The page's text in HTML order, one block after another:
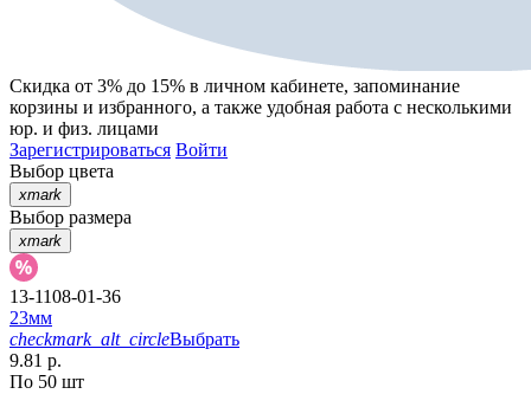
Скидка от 3% до 15% в личном кабинете, запоминание
корзины и избранного, а также удобная работа с несколькими
юр. и физ. лицами
Зарегистрироваться Войти
Выбор цвета
xmark
Выбор размера
xmark
13-1108-01-36
23мм
checkmark_alt_circleВыбрать
9.81 р.
По 50 шт